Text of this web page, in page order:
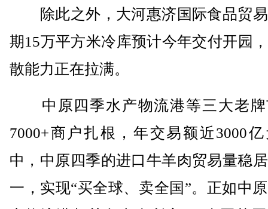
除此之外，大河惠济国际食品贸
期15万平方米冷库预计今年交付开园
散能力正在拉满。
中原四季水产物流港等三大老牌
7000+商户扎根，年交易额近3000
中，中原四季的进口牛羊肉贸易量稳
一，实现“买全球、卖全国”。正如中